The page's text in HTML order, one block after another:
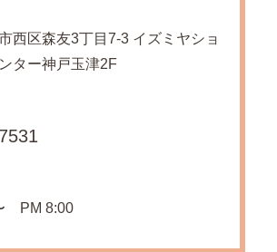
西区森友3丁目7-3 イズミヤショ
ター神戸玉津2F
PM 8:00